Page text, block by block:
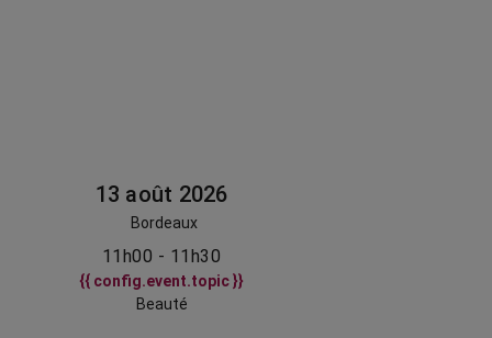
13 août 2026
Bordeaux
11h00 - 11h30
{{ config.event.topic }}
Beauté